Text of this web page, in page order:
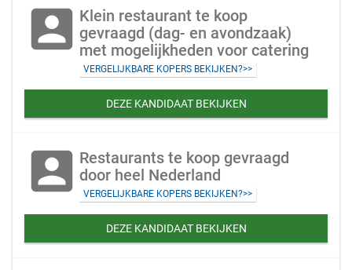
account_box Klein restaurant te koop
gevraagd (dag- en avondzaak)
met mogelijkheden voor catering
VERGELIJKBARE KOPERS BEKIJKEN?>>
DEZE KANDIDAAT BEKIJKEN
account_box Restaurants te koop gevraagd
door heel Nederland
VERGELIJKBARE KOPERS BEKIJKEN?>>
DEZE KANDIDAAT BEKIJKEN